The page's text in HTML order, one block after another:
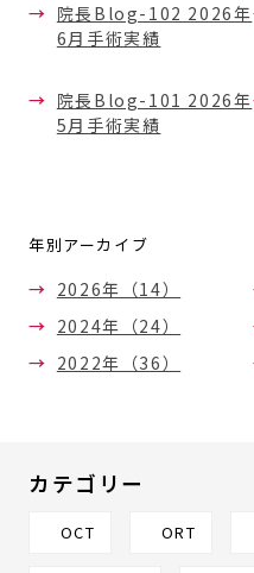
サイトマップ
院長Blog-102 2026年
6月手術実績
院長Blog-101 2026年
5月手術実績
年別アーカイブ
2026年（14）
2024年（24）
2022年（36）
カテゴリー
OCT ORT